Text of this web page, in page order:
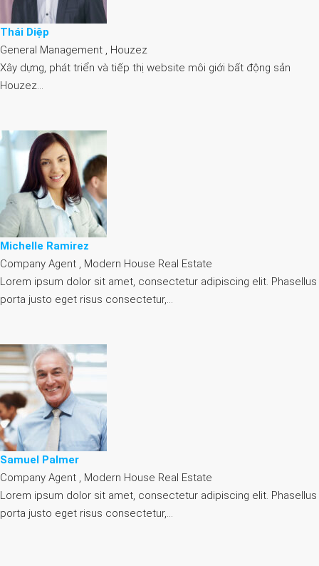
Thái Diệp
General Management , Houzez
Xây dựng, phát triển và tiếp thị website môi giới bất động sản
Houzez…
Michelle Ramirez
Company Agent , Modern House Real Estate
Lorem ipsum dolor sit amet, consectetur adipiscing elit. Phasellus
porta justo eget risus consectetur,…
Samuel Palmer
Company Agent , Modern House Real Estate
Lorem ipsum dolor sit amet, consectetur adipiscing elit. Phasellus
porta justo eget risus consectetur,…